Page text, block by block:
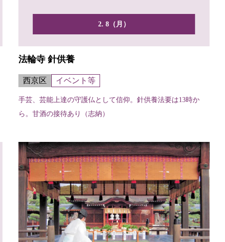
2. 8（月）
法輪寺 針供養
西京区 イベント等
手芸、芸能上達の守護仏として信仰。針供養法要は13時か
ら。甘酒の接待あり（志納）